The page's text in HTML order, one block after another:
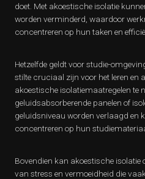
doet. Met akoestische isolatie
worden verminderd, waardoor
concentreren op hun taken en
Hetzelfde geldt voor studie-
stilte cruciaal zijn voor het leren en
akoestische isolatiemaatregelen te
geluidsabsorberende panelen of
geluidsniveau worden verlaagd en
concentreren op hun
Bovendien kan akoestische isolatie
van stress en vermoeidheid die